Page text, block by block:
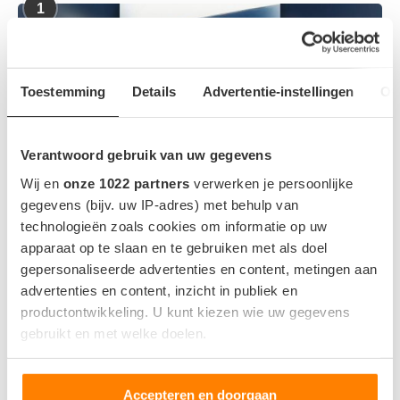
Toestemming Details Advertentie-instellingen
Verantwoord gebruik van uw gegevens
Wij en onze 1022 partners verwerken je persoonlijke
gegevens (bijv. uw IP-adres) met behulp van
technologieën zoals cookies om informatie op uw
apparaat op te slaan en te gebruiken met als doel
gepersonaliseerde advertenties en content, metingen aan
advertenties en content, inzicht in publiek en
productontwikkeling. U kunt kiezen wie uw gegevens
gebruikt en met welke doelen.
Als u het toestaat, willen we ook graag:
Accepteren en doorgaan
1
Tesla komt met Grok-update in Europa: zo werkt
de AI-assistent in Model 3 en Model Y
update Tesla Model 3 en Y